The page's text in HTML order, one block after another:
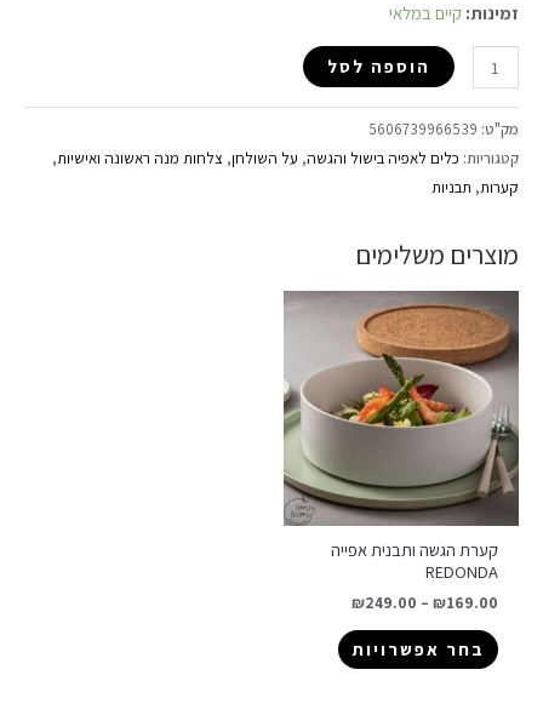
זמינות: קיים במלאי
הוספה לסל
מק"ט: 5606739966539
קטגוריות: כלים לאפיה בישול והגשה, על השולחן, צלחות מנה ראשונה ואישיות,
קערות, תבניות
מוצרים משלימים
קערת הגשה ותבנית אפייה
REDONDA
₪169.00
–
₪249.00
בחר אפשרויות